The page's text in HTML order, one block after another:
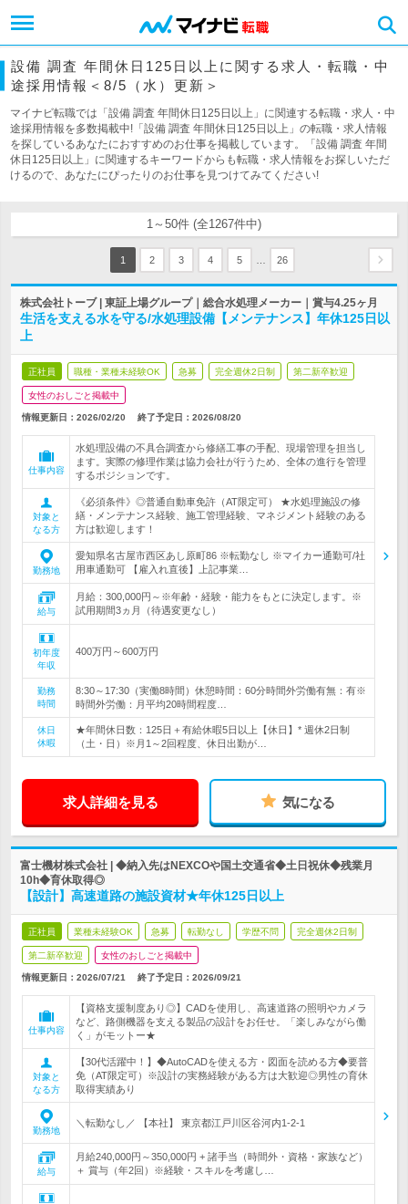
設備 調査 年間休日125日以上に関する求人・転職・中
途採用情報＜8/5（水）更新＞
マイナビ転職では「設備 調査 年間休日125日以上」に関連する転職・求人・中
途採用情報を多数掲載中!「設備 調査 年間休日125日以上」の転職・求人情報
を探しているあなたにおすすめのお仕事を掲載しています。「設備 調査 年間
休日125日以上」に関連するキーワードからも転職・求人情報をお探しいただ
けるので、あなたにぴったりのお仕事を見つけてみてください!
1～50件 (全1267件中)
1 2 3 4 5 26
株式会社トーブ | 東証上場グループ｜総合水処理メーカー｜賞与4.25ヶ月
生活を支える水を守る/水処理設備【メンテナンス】年休125日以
上
正社員 職種・業種未経験OK 急募 完全週休2日制 第二新卒歓迎
女性のおしごと掲載中
情報更新日：2026/02/20 終了予定日： 2026/08/20
仕事内容
水処理設備の不具合調査から修繕工事の手配、現場管理を担当し
ます。実際の修理作業は協力会社が行うため、全体の進行を管理
するポジションです。
対象と
なる方
《必須条件》◎普通自動車免許（AT限定可） ★水処理施設の修
繕・メンテナンス経験、施工管理経験、マネジメント経験のある
方は歓迎します！
勤務地
愛知県名古屋市西区あし原町86 ※転勤なし ※マイカー通勤可/社
用車通勤可 【雇入れ直後】上記事業…
給与
月給：300,000円～※年齢・経験・能力をもとに決定します。※
試用期間3ヵ月（待遇変更なし）
初年度
年収
400万円～600万円
勤務
時間
8:30～17:30（実働8時間）休憩時間：60分時間外労働有無：有※
時間外労働：月平均20時間程度…
休日
休暇
★年間休日数：125日＋有給休暇5日以上【休日】* 週休2日制
（土・日）※月1～2回程度、休日出勤が…
求人詳細を見る 気になる
富士機材株式会社 | ◆納入先はNEXCOや国土交通省◆土日祝休◆残業月
10h◆育休取得◎
【設計】高速道路の施設資材★年休125日以上
正社員 業種未経験OK 急募 転勤なし 学歴不問 完全週休2日制
第二新卒歓迎 女性のおしごと掲載中
情報更新日：2026/07/21 終了予定日： 2026/09/21
仕事内容
【資格支援制度あり◎】CADを使用し、高速道路の照明やカメラ
など、路側機器を支える製品の設計をお任せ。「楽しみながら働
く」がモットー★
対象と
なる方
【30代活躍中！】◆AutoCADを使える方・図面を読める方◆要普
免（AT限定可）※設計の実務経験がある方は大歓迎◎男性の育休
取得実績あり
勤務地
＼転勤なし／ 【本社】 東京都江戸川区谷河内1-2-1
給与
月給240,000円～350,000円 + 諸手当（時間外・資格・家族など）
＋ 賞与（年2回）※経験・スキルを考慮し…